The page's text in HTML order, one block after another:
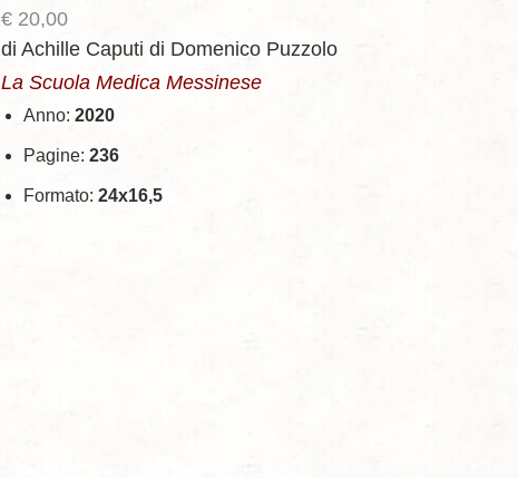
€ 20,00
di Achille Caputi di Domenico Puzzolo
La Scuola Medica Messinese
Anno: 2020
Pagine: 236
Formato: 24x16,5